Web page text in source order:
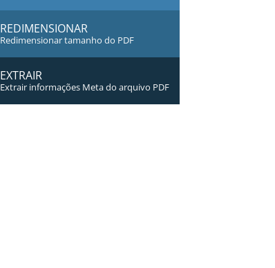
REDIMENSIONAR
Redimensionar tamanho do PDF
EXTRAIR
Extrair informações Meta do arquivo PDF